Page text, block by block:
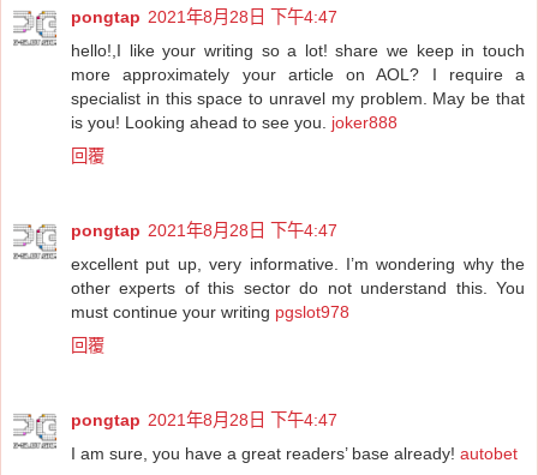
pongtap 2021年8月28日 下午4:47
hello!,I like your writing so a lot! share we keep in touch
more approximately your article on AOL? I require a
specialist in this space to unravel my problem. May be that
is you! Looking ahead to see you. joker888
回覆
pongtap 2021年8月28日 下午4:47
excellent put up, very informative. I’m wondering why the
other experts of this sector do not understand this. You
must continue your writing pgslot978
回覆
pongtap 2021年8月28日 下午4:47
I am sure, you have a great readers’ base already! autobet